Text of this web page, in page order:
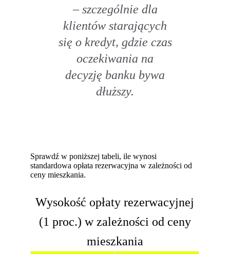
– szczególnie dla
klientów starających
się o kredyt, gdzie czas
oczekiwania na
decyzję banku bywa
dłuższy.
Sprawdź w poniższej tabeli, ile wynosi
standardowa opłata rezerwacyjna w zależności od
ceny mieszkania.
Wysokość opłaty rezerwacyjnej
(1 proc.) w zależności od ceny
mieszkania